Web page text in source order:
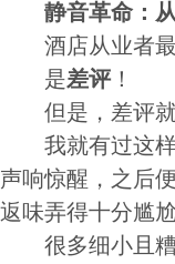
静音革命：
酒店从业者最
是差评！
但是，差评就
我就有过这样
声响惊醒，之后
返味弄得十分尴
很多细小且糟